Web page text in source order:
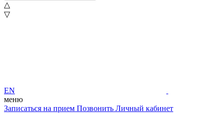
△
▽
EN
меню
Записаться на прием Позвонить Личный кабинет